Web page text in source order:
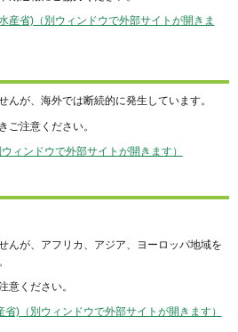
産省)（別ウィンドウで外部サイトが開きま
んが、海外では断続的に発生しています。
ご注意ください。
ィンドウで外部サイトが開きます）
んが、アフリカ、アジア、ヨーロッパ地域を
意ください。
)（別ウィンドウで外部サイトが開きます）